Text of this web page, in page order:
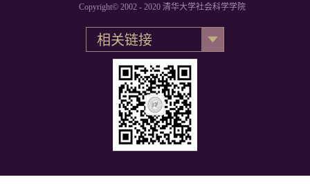
Copyright© 2002 - 2020 清华大学社会科学学院